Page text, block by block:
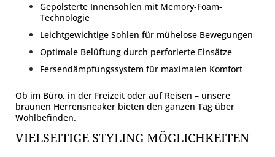
Gepolsterte Innensohlen mit Memory-Foam-
Technologie
Leichtgewichtige Sohlen für mühelose Bewegungen
Optimale Belüftung durch perforierte Einsätze
Fersendämpfungssystem für maximalen Komfort
Ob im Büro, in der Freizeit oder auf Reisen – unsere
braunen Herrensneaker bieten den ganzen Tag über
Wohlbefinden.
VIELSEITIGE STYLING MÖGLICHKEITEN